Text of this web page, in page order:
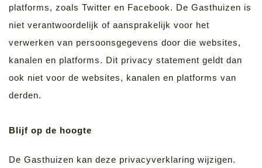
platforms, zoals Twitter en Facebook. De Gasthuizen is
niet verantwoordelijk of aansprakelijk voor het
verwerken van persoonsgegevens door die websites,
kanalen en platforms. Dit privacy statement geldt dan
ook niet voor de websites, kanalen en platforms van
derden.
Blijf op de hoogte
De Gasthuizen kan deze privacyverklaring wijzigen.